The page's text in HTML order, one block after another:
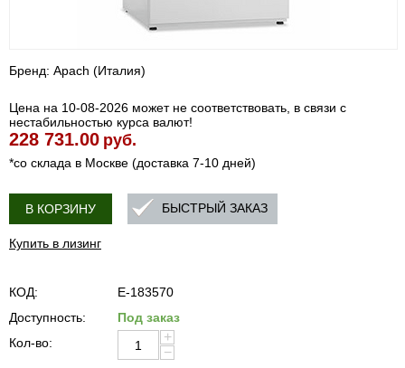
Бренд: Apach (Италия)
Цена на 10-08-2026 может не соответствовать, в связи с
нестабильностью курса валют!
228 731.00 руб.
*со склада в Москве (доставка 7-10 дней)
В КОРЗИНУ
Купить в лизинг
БЫСТРЫЙ ЗАКАЗ
КОД:
E-183570
Доступность:
Под заказ
Кол-во:
+
−